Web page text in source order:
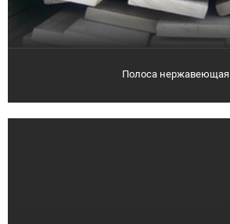
Полоса нержавеющая